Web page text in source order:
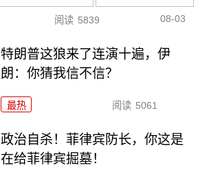
阅读 5839 08-03
特朗普这狼来了连演十遍，伊
朗：你猜我信不信？
最热 阅读 5061
政治自杀！菲律宾防长，你这是
在给菲律宾掘墓！